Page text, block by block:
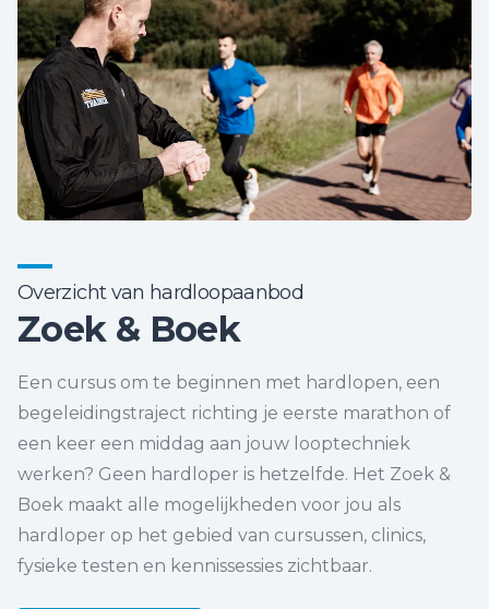
Overzicht van hardloopaanbod
Zoek & Boek
Een cursus om te beginnen met hardlopen, een
begeleidingstraject richting je eerste marathon of
een keer een middag aan jouw looptechniek
werken? Geen hardloper is hetzelfde. Het Zoek &
Boek maakt alle mogelijkheden voor jou als
hardloper op het gebied van cursussen, clinics,
fysieke testen en kennissessies zichtbaar.